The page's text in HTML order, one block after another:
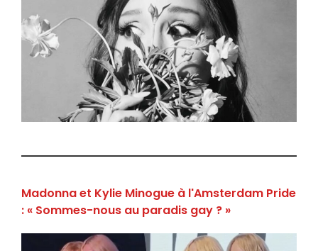
Madonna et Kylie Minogue à l'Amsterdam Pride
: « Sommes-nous au paradis gay ? »